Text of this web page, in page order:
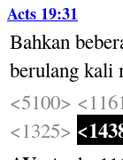
Acts 19:31
Bahkan
berulang kali
<5100>
<1325>